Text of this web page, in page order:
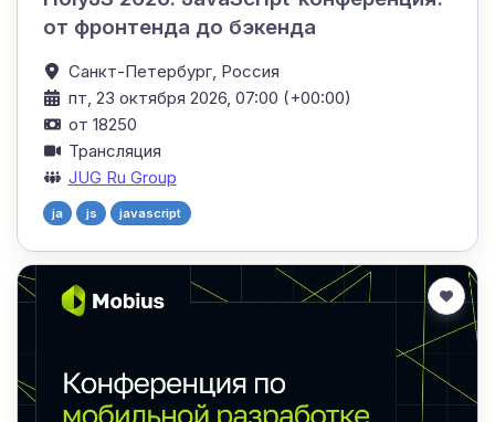
от фронтенда до бэкенда
Санкт-Петербург, Россия
пт, 23 октября 2026, 07:00 (+00:00)
от 18250
Трансляция
JUG Ru Group
ja js javascript